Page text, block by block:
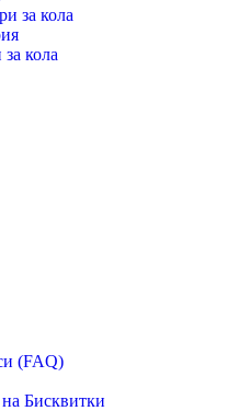
за кола
кола
(FAQ)
Бисквитки